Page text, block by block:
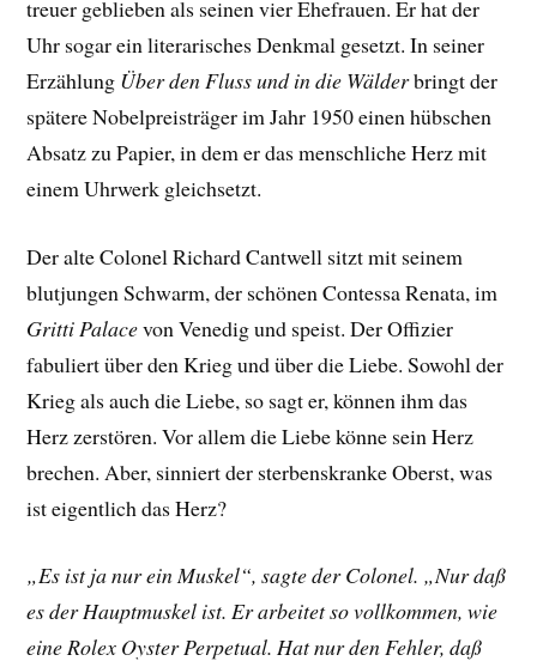
treuer geblieben als seinen vier Ehefrauen. Er hat der
Uhr sogar ein literarisches Denkmal gesetzt. In seiner
Erzählung Über den Fluss und in die Wälderbringt der
spätere Nobelpreisträger im Jahr 1950 einen hübschen
Absatz zu Papier, in dem er das menschliche Herz mit
einem Uhrwerk gleichsetzt.
Der alte Colonel Richard Cantwell sitzt mit seinem
blutjungen Schwarm, der schönen Contessa Renata, im
Gritti Palacevon Venedig und speist. Der Offizier
fabuliert über den Krieg und über die Liebe. Sowohl der
Krieg als auch die Liebe, so sagt er, können ihm das
Herz zerstören. Vor allem die Liebe könne sein Herz
brechen. Aber, sinniert der sterbenskranke Oberst, was
ist eigentlich das Herz?
„Es ist ja nur ein Muskel“, sagte der Colonel. „Nur daß
es der Hauptmuskel ist. Er arbeitet so vollkommen, wie
eine Rolex Oyster Perpetual. Hat nur den Fehler, daß